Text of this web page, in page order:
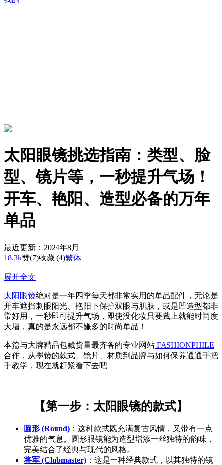
太阳眼镜挑选指南：类型、脸
型、镜片等，一秒提升气场！
开车、艳阳、造型必备的万年
单品
最近更新：2024年8月
18.3k赞(7)收藏 (4)繁体
展开全文
太阳眼镜绝对是一年四季每天都非常实用的单品配件，无论是
开车遮挡刺眼阳光、艳阳下保护双眼与肌肤，或是凹造型都非
常好用，一秒即可提升气场，即使没化妆只要戴上就能时尚度
大增，真的是永远都不嫌多的时尚单品！
本篇与大牌精品包藏货量最齐备的专业网站 FASHIONPHILE
合作，从墨镜的款式、镜片、材质到品牌与如何保养通通手把
手教学，现在就赶紧看下去吧！
【第一步：太阳眼镜的款式】
圆形 (Round) ：这种款式既充满复古风情，又带有一点
优雅的气息。圆形眼镜能为造型增添一丝独特的韵味，
完美结合了经典与现代的风格。
将军 (Clubmaster) ：这是一种经典款式，以其独特的镜